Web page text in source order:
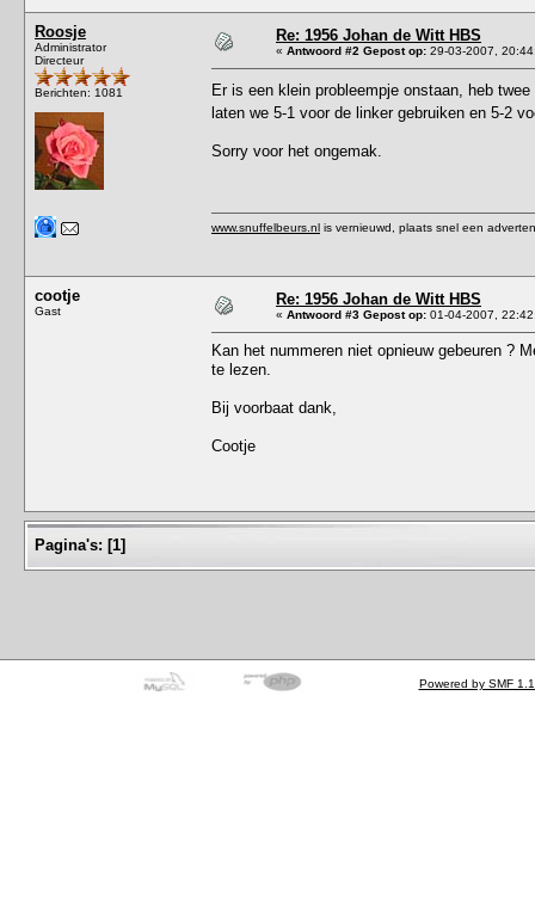
Roosje
Administrator
Directeur
Berichten: 1081
Re: 1956 Johan de Witt HBS
« Antwoord #2 Gepost op: 29-03-2007,
Er is een klein probleempje onstaan, heb
laten we 5-1 voor de linker gebruiken en 5-2
Sorry voor het ongemak.
www.snuffelbeurs.nl is vernieuwd, plaats snel een
cootje
Gast
Re: 1956 Johan de Witt HBS
« Antwoord #3 Gepost op: 01-04-2007,
Kan het nummeren niet opnieuw gebeuren ?
te lezen.
Bij voorbaat dank,
Cootje
Pagina's: [1]
Powered by SMF